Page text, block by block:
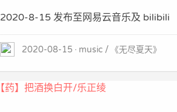
2020-8-15 发布至网易云音乐及 bilibili
2020-08-15 music 《无尽夏天》